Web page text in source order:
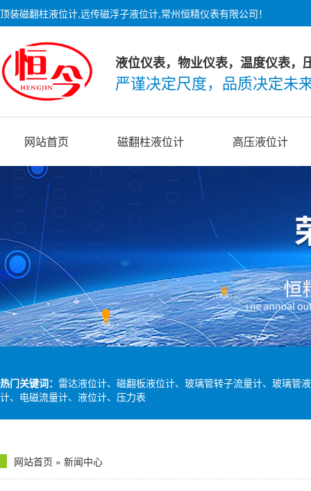
顶装磁翻柱液位计,远传磁浮子液位计,常州恒精仪表有限公司！
液位仪表，物业仪表，温度仪表，
严谨决定尺度，品质决定未
网站首页 磁翻柱液位计 高压液位计
热门关键词： 雷达液位计、磁翻板液位计、玻璃管转子流量计、玻璃管
计、电磁流量计、液位计、压力表
网站首页 » 新闻中心